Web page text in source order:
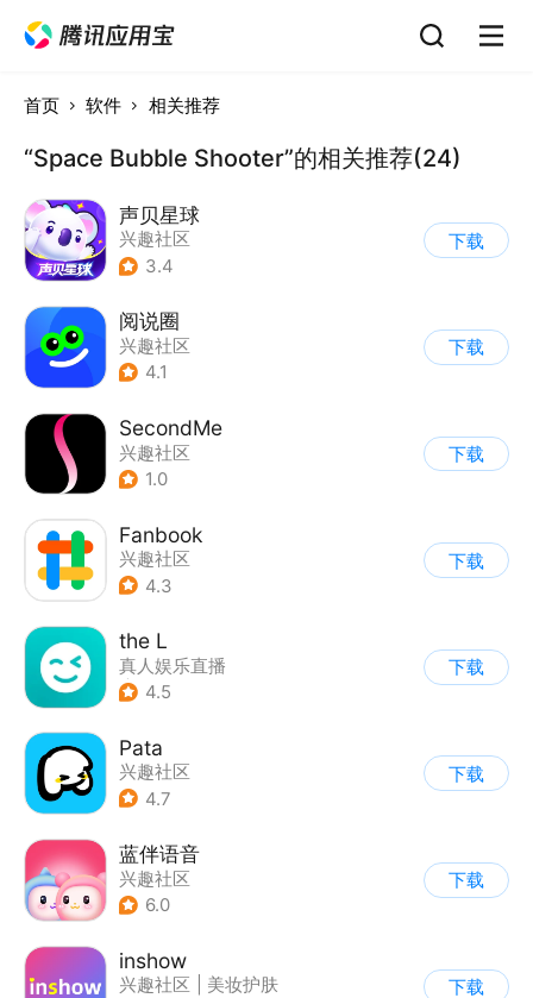
首页 软件 相关推荐
“Space Bubble Shooter”的相关推荐(24)
声贝星球
兴趣社区
3.4
下载
阅说圈
兴趣社区
4.1
下载
SecondMe
兴趣社区
1.0
下载
Fanbook
兴趣社区
4.3
下载
the L
真人娱乐直播
| 兴趣社区
4.5
下载
Pata
兴趣社区
4.7
下载
蓝伴语音
兴趣社区
6.0
下载
inshow
兴趣社区
美妆护肤
下载